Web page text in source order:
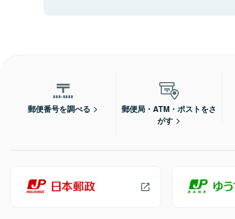
郵便番号を調べる
郵便局・ATM・ポストをさ
がす